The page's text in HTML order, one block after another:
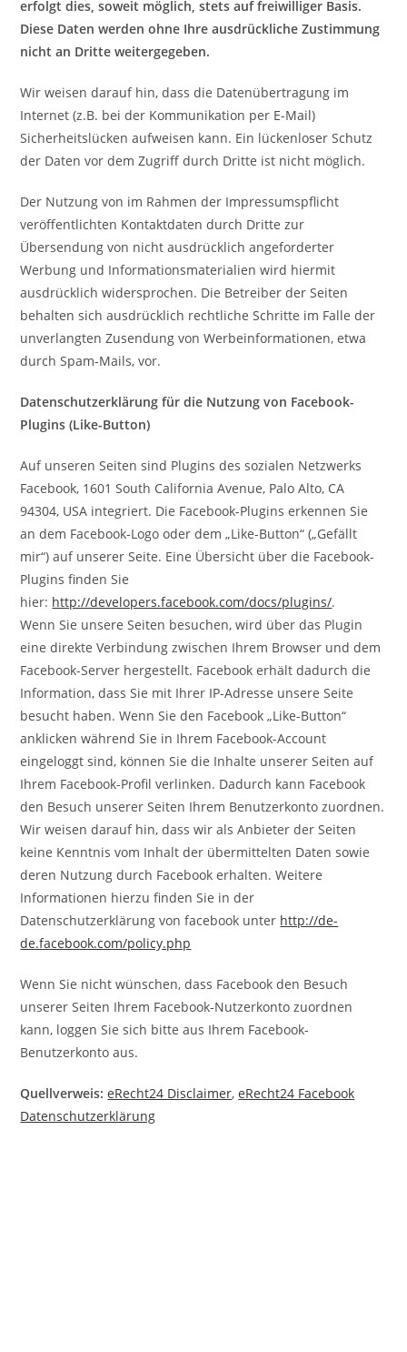
erfolgt dies, soweit möglich, stets auf freiwilliger Basis.
Diese Daten werden ohne Ihre ausdrückliche Zustimmung
nicht an Dritte weitergegeben.
Wir weisen darauf hin, dass die Datenübertragung im
Internet (z.B. bei der Kommunikation per E-Mail)
Sicherheitslücken aufweisen kann. Ein lückenloser Schutz
der Daten vor dem Zugriff durch Dritte ist nicht möglich.
Der Nutzung von im Rahmen der Impressumspflicht
veröffentlichten Kontaktdaten durch Dritte zur
Übersendung von nicht ausdrücklich angeforderter
Werbung und Informationsmaterialien wird hiermit
ausdrücklich widersprochen. Die Betreiber der Seiten
behalten sich ausdrücklich rechtliche Schritte im Falle der
unverlangten Zusendung von Werbeinformationen, etwa
durch Spam-Mails, vor.
Datenschutzerklärung für die Nutzung von Facebook-
Plugins (Like-Button)
Auf unseren Seiten sind Plugins des sozialen Netzwerks
Facebook, 1601 South California Avenue, Palo Alto, CA
94304, USA integriert. Die Facebook-Plugins erkennen Sie
an dem Facebook-Logo oder dem „Like-Button“ („Gefällt
mir“) auf unserer Seite. Eine Übersicht über die Facebook-
Plugins finden Sie
hier: http://developers.facebook.com/docs/plugins/.
Wenn Sie unsere Seiten besuchen, wird über das Plugin
eine direkte Verbindung zwischen Ihrem Browser und dem
Facebook-Server hergestellt. Facebook erhält dadurch die
Information, dass Sie mit Ihrer IP-Adresse unsere Seite
besucht haben. Wenn Sie den Facebook „Like-Button“
anklicken während Sie in Ihrem Facebook-Account
eingeloggt sind, können Sie die Inhalte unserer Seiten auf
Ihrem Facebook-Profil verlinken. Dadurch kann Facebook
den Besuch unserer Seiten Ihrem Benutzerkonto zuordnen.
Wir weisen darauf hin, dass wir als Anbieter der Seiten
keine Kenntnis vom Inhalt der übermittelten Daten sowie
deren Nutzung durch Facebook erhalten. Weitere
Informationen hierzu finden Sie in der
Datenschutzerklärung von facebook unter http://de-
de.facebook.com/policy.php
Wenn Sie nicht wünschen, dass Facebook den Besuch
unserer Seiten Ihrem Facebook-Nutzerkonto zuordnen
kann, loggen Sie sich bitte aus Ihrem Facebook-
Benutzerkonto aus.
Quellverweis: eRecht24 Disclaimer,eRecht24 Facebook
Datenschutzerklärung